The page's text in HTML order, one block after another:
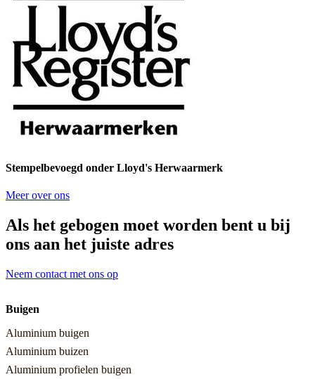
Stempelbevoegd onder Lloyd's Herwaarmerk
Meer over ons
Als het gebogen moet worden bent u bij
ons aan het juiste adres
Neem contact met ons op
Buigen
Aluminium buigen
Aluminium buizen
Aluminium profielen buigen